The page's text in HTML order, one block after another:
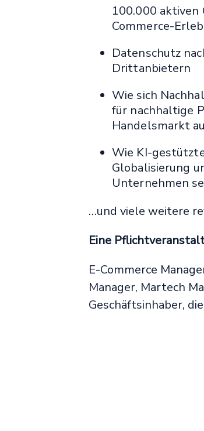
100.000 aktiven
Commerce-
Datenschutz
Drittanbietern
Wie sich
für nachhaltige
Handelsmarkt
Wie KI-
Globalisierung
Unternehmen
…und viele weitere
Eine
E-Commerce
Manager, Martech
Geschäftsinhaber,